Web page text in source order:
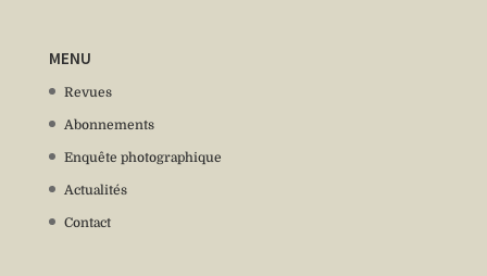
MENU
Revues
Abonnements
Enquête photographique
Actualités
Contact